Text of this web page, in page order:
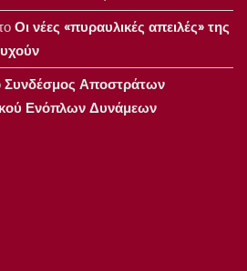
Οι νέες «πυραυλικές απειλές» της
Συνδέσμος Αποστράτων
Ενόπλων Δυνάμεων